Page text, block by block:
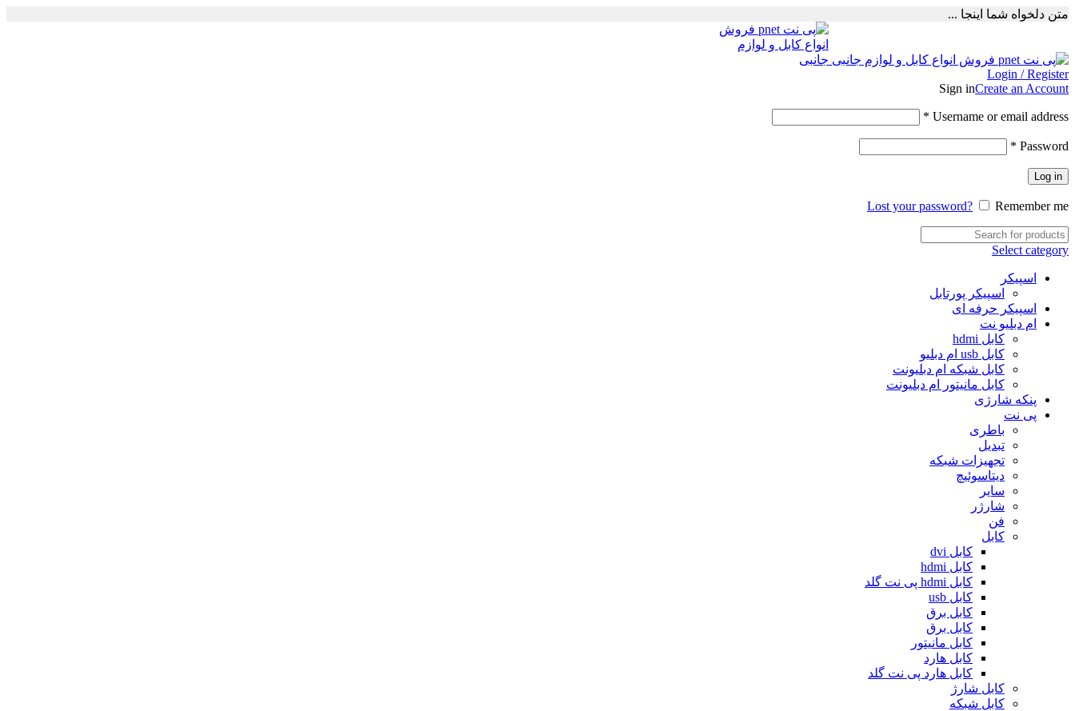
متن دلخواه شما اینجا ...
Login / Register
Sign inCreate an Account
Username or email address
*
Password
*
Log in
Lost your password? Remember me
Select category
اسپیکر
اسپیکر پورتابل
اسپیکر حرفه ای
ام دبلیو نت
کابل hdmi
کابل usb ام دبلیو
کابل شبکه ام دبلیونت
کابل مانیتور ام دبلیونت
پنکه شارژی
پی نت
باطری
تبدیل
تجهیزات شبکه
دیتاسوئیچ
سایر
شارژر
فن
کابل
کابل dvi
کابل hdmi
کابل hdmi پی نت گلد
کابل usb
کابل برق
کابل برق
کابل مانیتور
کابل هارد
کابل هارد پی نت گلد
کابل شارژ
کابل شبکه